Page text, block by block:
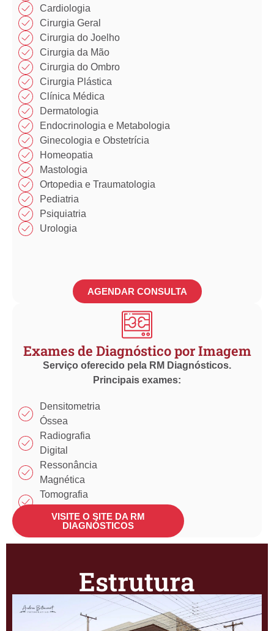
Cardiologia
Cirurgia Geral
Cirurgia do Joelho
Cirurgia da Mão​
Cirurgia do Ombro​​
Cirurgia Plástica​​
Clínica Médica​​
Dermatologia
Endocrinologia e Metabologia​
Ginecologia e Obstetrícia
Homeopatia​
Mastologia​
Ortopedia e Traumatologia​
Pediatria
Psiquiatria
Urologia
AGENDAR CONSULTA
Exames de Diagnóstico por Imagem
Serviço oferecido pela RM Diagnósticos.
Principais exames:
Densitometria
Óssea
Radiografia
Digital
Ressonância
Magnética
Tomografia
Ultrassonografia
VISITE O SITE DA RM
DIAGNÓSTICOS
Estrutura